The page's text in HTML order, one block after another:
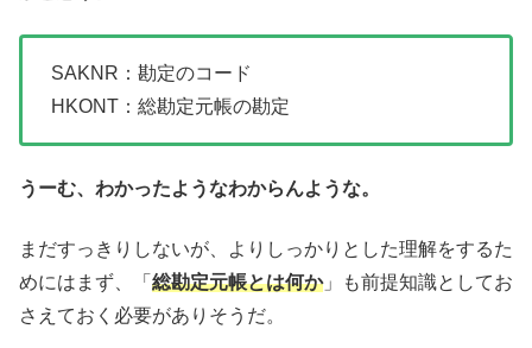
SAKNR：勘定のコード
HKONT：総勘定元帳の勘定
うーむ、わかったようなわからんような。
まだすっきりしないが、よりしっかりとした理解をするた
めにはまず、「 総勘定元帳とは何か」も前提知識としてお
さえておく必要がありそうだ。